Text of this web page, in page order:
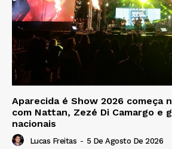
Aparecida é Show 2026 começa
com Nattan, Zezé Di Camargo e
nacionais
Lucas Freitas - 5 De Agosto De 2026